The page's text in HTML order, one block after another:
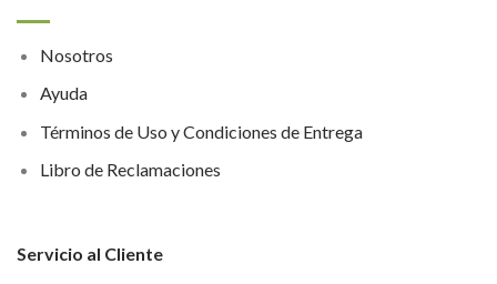
Nosotros
Ayuda
Términos de Uso y Condiciones de Entrega
Libro de Reclamaciones
Servicio al Cliente